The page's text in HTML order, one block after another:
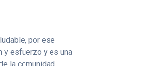
por ese
y esfuerzo y es una
la comunidad.